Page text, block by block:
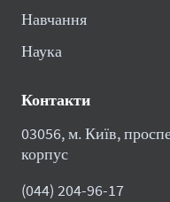
Навчання
Наука
Контакти
03056, м. Київ,
корпус
(044) 204-96-17